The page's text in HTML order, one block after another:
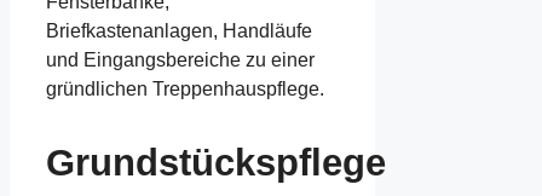
Briefkastenanlagen, Handläufe
und Eingangsbereiche zu einer
gründlichen Treppenhauspflege.
Grundstückspflege